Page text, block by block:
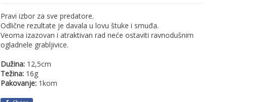
Pravi izbor za sve predatore.
Odlične rezultate je davala u lovu štuke i smuđa.
Veoma izazovan i atraktivan rad neće ostaviti ravnodušnim
ogladnele grabljivice.
Dužina: 12,5cm
Težina: 16g
Pakovanje: 1kom